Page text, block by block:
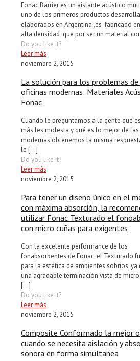
Fonac Barrier es un aislante acústico
uno de los primeros productos
elaborados en Argentina ,es fabricado
alta densidad que por ser un material
Do you like it?
Leer más
noviembre 2, 2015
La solución para los problemas de
oficinas modernas: Materiales
Fonac
Cuando le preguntamos a la gente qué
más les molesta y qué es lo mejor de
modernas obtenemos la misma
le […]
Do you like it?
Leer más
noviembre 2, 2015
Para tener un diseño único en el
con máxima absorción, la
utilizar Fonac Texturado el
con micro cuñas para exigentes
Con la excelente performance de los
fonabsorbentes de Fonac, el Texturado
para la estética de ambientes sobrios, ya
una agradable terminación vista de
[…]
Do you like it?
Leer más
noviembre 2, 2015
Composite Conformado la mejor
cuando se necesita aislación y
sonora en forma simultanea